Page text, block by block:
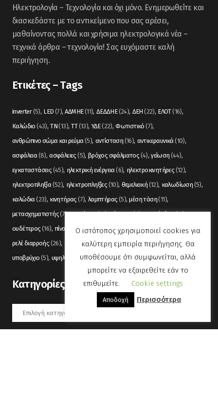
Ηλεκτρολογία – Τεχνολογία και όχι μόνο. Ενημερωθείτε και
διασκεδάστε με το αντικείμενο που σας αρέσει,
μαθαίνοντας πολλά και χρήσιμα ηλεκτρολογικά νέα –
τεχνικά άρθρα – τεχνολογία! Σας ευχόμαστε καλή
περιήγηση.
Ετικέτες – Tags
inverter(5) LED (7) ΑΔΜΗΕ(11) ΔΕΔΔΗΕ(24) ΔΕΗ (22) ΕΛΟΤ(16)
Καλώδιο (43) ΤΝ(13) ΤΤ(13) ΥΔΕ(22) Φωτιστικό (7)
ανθρώπινο σώμα και ρεύμα (5) αντίσταση (16) αντικεραυνικά (10)
ασφάλεια (8) ασφάλειες (5) βρόχος σφάλματος (4) γείωση (44)
εγκαταστάσεις (45) ηλεκτρική ενέργεια (6) ηλεκτροκινητήρες (12)
ηλεκτροπληξία (52) ηλεκτροπληξίες (10) θεμελιακή (12) καλωδίωση (5)
καλώδια (23) κινητήρας (7) λαμπτήρας (5) μέση τάση(11)
μετασχηματιστής(7) μετρήσεις(12) μόνωση(6) οπτικές ίνες(11)
ουδέτερος (16) πίνακας (17) πίνακες(7) πυρανίχνευση (6) ρελέ(36)
ρελέ διαρροής (26) συναγερμός(5) σωληνώσεις(5) τάση(13)
υποβρύχιο (5) υψηλή τάση(8) φωτισμός (6)
Kατηγορίες
Kατηγορίες
Ο ιστότοπος χρησιμοποιεί cookies για
καλύτερη εμπειρία περιήγησης. Θα
υποθέσουμε ότι συμφωνείται, αλλά
μπορείτε να εξαιρεθείτε εάν το
επιθυμείτε.
Cookie settings
Αποδοχή Περισσότερα